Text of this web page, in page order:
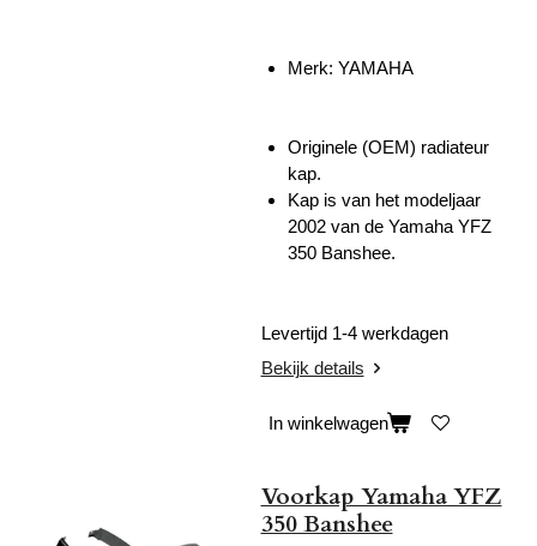
Merk: YAMAHA
Originele (OEM) radiateur
kap.
Kap is van het modeljaar
2002 van de Yamaha YFZ
350 Banshee.
Levertijd 1-4 werkdagen
Bekijk details
In winkelwagen
Voorkap Yamaha YFZ
350 Banshee